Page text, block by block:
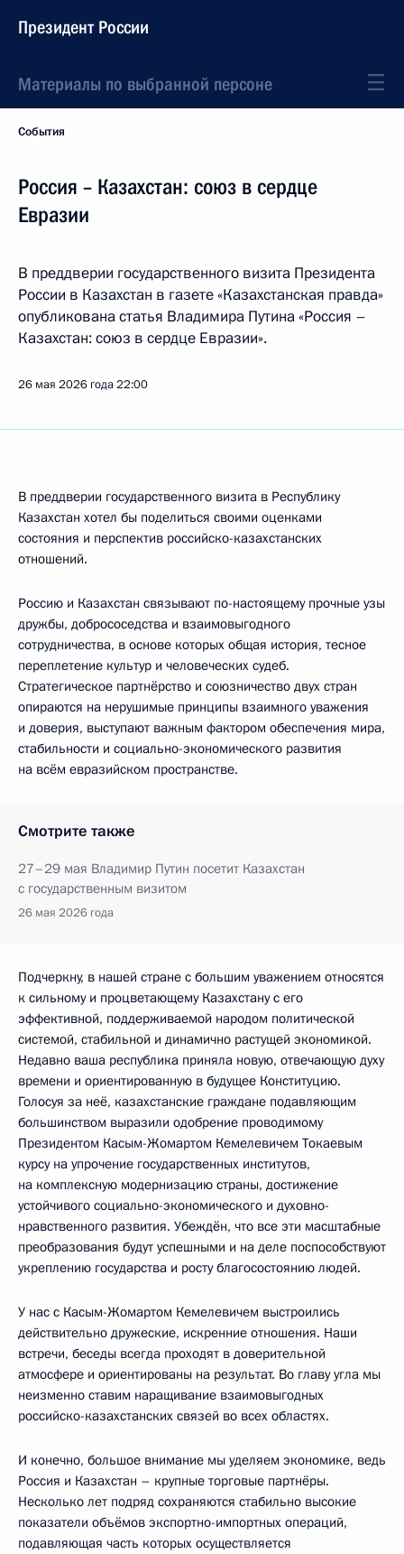
Президент России
Материалы по выбранной персоне
События
Россия – Казахстан: союз в сердце
Евразии
В преддверии государственного визита Президента
России в Казахстан в газете «Казахстанская правда»
опубликована статья Владимира Путина «Россия –
Казахстан: союз в сердце Евразии».
26 мая 2026 года22:00
В преддверии государственного визита в Республику
Казахстан хотел бы поделиться своими оценками
состояния и перспектив российско-казахстанских
отношений.
Россию и Казахстан связывают по-настоящему прочные узы
дружбы, добрососедства и взаимовыгодного
сотрудничества, в основе которых общая история, тесное
переплетение культур и человеческих судеб.
Стратегическое партнёрство и союзничество двух стран
опираются на нерушимые принципы взаимного уважения
и доверия, выступают важным фактором обеспечения мира,
стабильности и социально-экономического развития
на всём евразийском пространстве.
Смотрите также
27–29 мая Владимир Путин посетит Казахстан
с государственным визитом
26 мая 2026 года
Подчеркну, в нашей стране с большим уважением относятся
к сильному и процветающему Казахстану с его
эффективной, поддерживаемой народом политической
системой, стабильной и динамично растущей экономикой.
Недавно ваша республика приняла новую, отвечающую духу
времени и ориентированную в будущее Конституцию.
Голосуя за неё, казахстанские граждане подавляющим
большинством выразили одобрение проводимому
Президентом Касым-Жомартом Кемелевичем Токаевым
курсу на упрочение государственных институтов,
на комплексную модернизацию страны, достижение
устойчивого социально-экономического и духовно-
нравственного развития. Убеждён, что все эти масштабные
преобразования будут успешными и на деле поспособствуют
укреплению государства и росту благосостоянию людей.
У нас с Касым-Жомартом Кемелевичем выстроились
действительно дружеские, искренние отношения. Наши
встречи, беседы всегда проходят в доверительной
атмосфере и ориентированы на результат. Во главу угла мы
неизменно ставим наращивание взаимовыгодных
российско-казахстанских связей во всех областях.
И конечно, большое внимание мы уделяем экономике, ведь
Россия и Казахстан – крупные торговые партнёры.
Несколько лет подряд сохраняются стабильно высокие
показатели объёмов экспортно-импортных операций,
подавляющая часть которых осуществляется